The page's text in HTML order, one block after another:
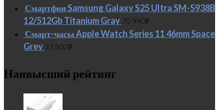
Смартфон Samsung Galaxy S25 Ultra SM-S938B
12/512Gb Titanium Gray 70 990Р
Смарт-часы Apple Watch Series 11 46mm Space
Grey 33 500Р
Наивысший рейтинг